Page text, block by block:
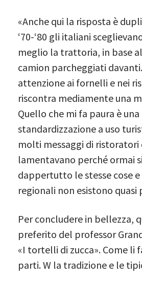
«Anche qui la risposta è
‘70-‘80 gli italiani
meglio la trattoria, in base
camion parcheggiati davanti.
attenzione ai fornelli e nei
riscontra mediamente una
Quello che mi fa paura è una
standardizzazione a uso
molti messaggi di ristoratori
lamentavano perché ormai
dappertutto le stesse cose
regionali non esistono quasi
Per concludere in bellezza,
preferito del professor
«I tortelli di zucca». Come li
parti. W la tradizione e le